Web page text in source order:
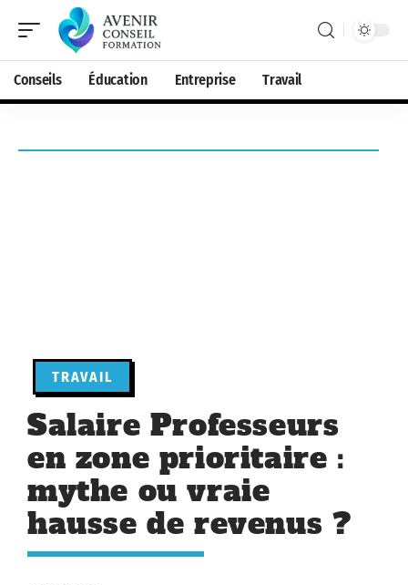
Conseils Éducation Entreprise Travail
TRAVAIL
Salaire Professeurs
en zone prioritaire :
mythe ou vraie
hausse de revenus ?